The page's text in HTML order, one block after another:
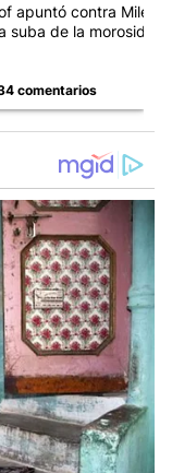
apuntó contra Milei
suba de la morosida...
comentarios